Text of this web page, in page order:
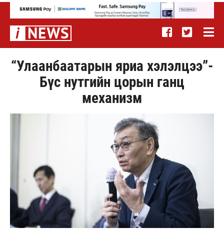
“Улаанбаатарын яриа хэлэлцээ”-
Бүс нутгийн цорын ганц
механизм